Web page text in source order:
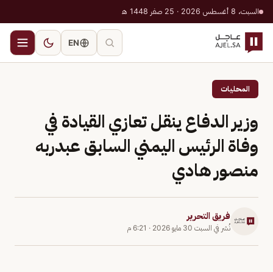
السبت، 8 أغسطس 2026 · 25 صفر 1448 هـ
EN
المحليات
وزير الدفاع ينقل تعازي القيادة في
وفاة الرئيس اليمني السابق عبدربه
منصور هادي
فريق التحرير
نُشر في السبت 30 مايو 2026 · 6:21 م